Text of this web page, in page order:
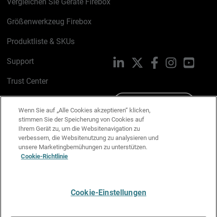
Größenwerkzeug Firebox
Produktliste & SKUs
Support
Trust Center
Cookie-Richtlinie
Datenschutzrichtlinie
Media & Brand Kit
LinkedIn FacebookInstagram
Wenn Sie auf „Alle Cookies akzeptieren“ klicken,
stimmen Sie der Speicherung von Cookies auf
Ihrem Gerät zu, um die Websitenavigation zu
verbessern, die Websitenutzung zu analysieren und
unsere Marketingbemühungen zu unterstützen.
Cookie-Richtlinie
Cookie-Einstellungen